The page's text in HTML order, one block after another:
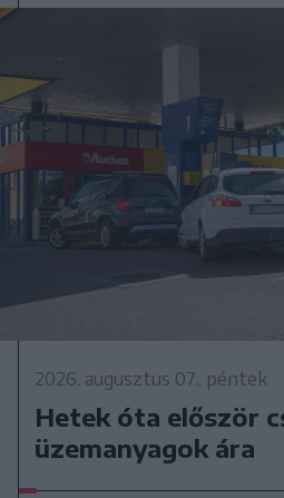
2026. augusztus 07., péntek
Hetek óta először
üzemanyagok ára